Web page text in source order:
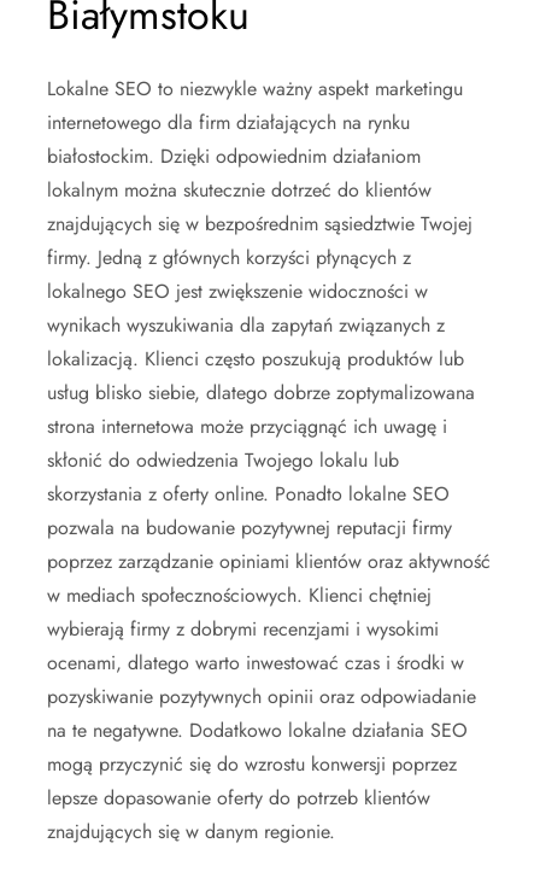
Białymstoku
Lokalne SEO to niezwykle ważny aspekt marketingu
internetowego dla firm działających na rynku
białostockim. Dzięki odpowiednim działaniom
lokalnym można skutecznie dotrzeć do klientów
znajdujących się w bezpośrednim sąsiedztwie Twojej
firmy. Jedną z głównych korzyści płynących z
lokalnego SEO jest zwiększenie widoczności w
wynikach wyszukiwania dla zapytań związanych z
lokalizacją. Klienci często poszukują produktów lub
usług blisko siebie, dlatego dobrze zoptymalizowana
strona internetowa może przyciągnąć ich uwagę i
skłonić do odwiedzenia Twojego lokalu lub
skorzystania z oferty online. Ponadto lokalne SEO
pozwala na budowanie pozytywnej reputacji firmy
poprzez zarządzanie opiniami klientów oraz aktywność
w mediach społecznościowych. Klienci chętniej
wybierają firmy z dobrymi recenzjami i wysokimi
ocenami, dlatego warto inwestować czas i środki w
pozyskiwanie pozytywnych opinii oraz odpowiadanie
na te negatywne. Dodatkowo lokalne działania SEO
mogą przyczynić się do wzrostu konwersji poprzez
lepsze dopasowanie oferty do potrzeb klientów
znajdujących się w danym regionie.